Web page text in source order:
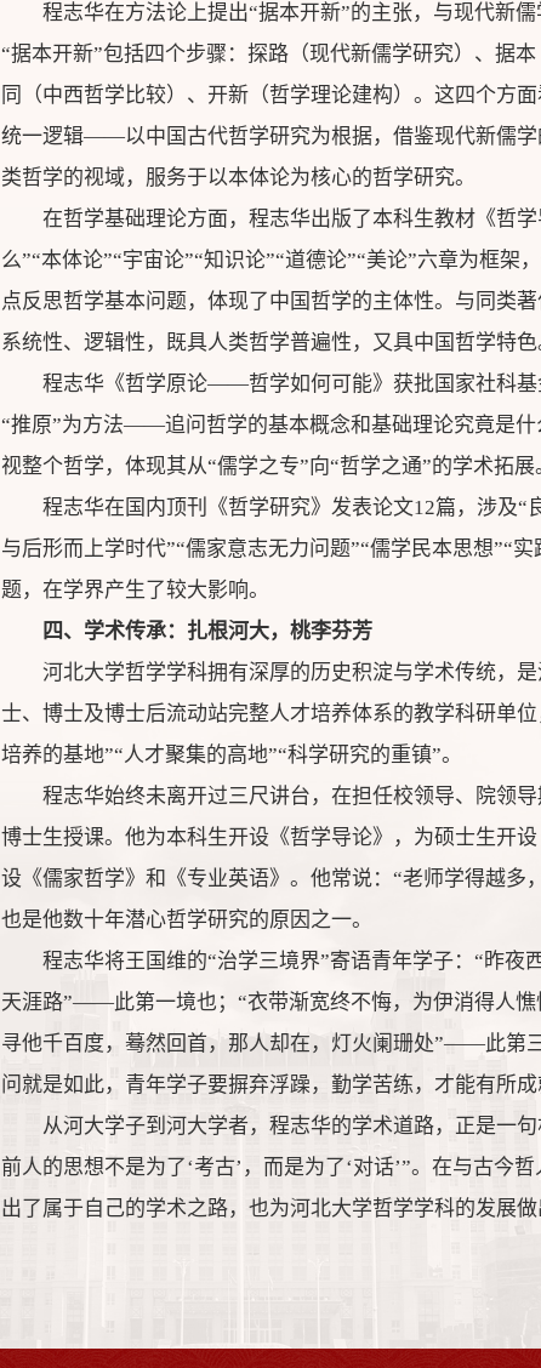
程志华在方法论上提出“据本开新”的主张，与现代新儒
“据本开新”包括四个步骤：探路（现代新儒学研究）、据
同（中西哲学比较）、开新（哲学理论建构）。这四个方
统一逻辑——以中国古代哲学研究为根据，借鉴现代新儒学
类哲学的视域，服务于以本体论为核心的哲学研究。
在哲学基础理论方面，程志华出版了本科生教材《哲
么”“本体论”“宇宙论”“知识论”“道德论”“美论”六章为框架
点反思哲学基本问题，体现了中国哲学的主体性。与同类著
系统性、逻辑性，既具人类哲学普遍性，又具中国哲学特色
程志华《哲学原论——哲学如何可能》获批国家社科基
“推原”为方法——追问哲学的基本概念和基础理论究竟是什
视整个哲学，体现其从“儒学之专”向“哲学之通”的学术拓展
程志华在国内顶刊《哲学研究》发表论文12篇，涉及“
与后形而上学时代”“儒家意志无力问题”“儒学民本思想”“
题，在学界产生了较大影响。
四、学术传承：扎根河大，桃李芬芳
河北大学哲学学科拥有深厚的历史积淀与学术传统，
士、博士及博士后流动站完整人才培养体系的教学科研单
培养的基地”“人才聚集的高地”“科学研究的重镇”。
程志华始终未离开过三尺讲台，在担任校领导、院领导
博士生授课。他为本科生开设《哲学导论》，为硕士生开
设《儒家哲学》和《专业英语》。他常说：“老师学得越多
也是他数十年潜心哲学研究的原因之一。
程志华将王国维的“治学三境界”寄语青年学子：“昨夜
天涯路”——此第一境也；“衣带渐宽终不悔，为伊消得人
寻他千百度，蓦然回首，那人却在，灯火阑珊处”——此第
问就是如此，青年学子要摒弃浮躁，勤学苦练，才能有所成
从河大学子到河大学者，程志华的学术道路，正是一
前人的思想不是为了‘考古’，而是为了‘对话’”。在与古今
出了属于自己的学术之路，也为河北大学哲学学科的发展做